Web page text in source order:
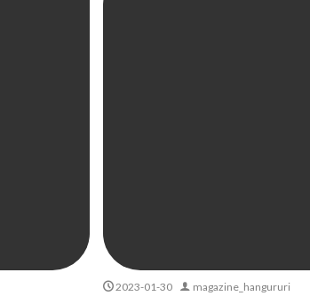
2023-01-30 magazine_hangururi